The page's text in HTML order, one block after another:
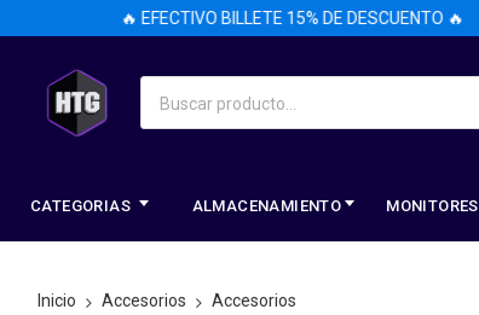
🔥 EFECTIVO BILLETE 15% DE DESCUENTO 🔥
CATEGORIAS ALMACENAMIENTO MONITORES
Inicio Accesorios Accesorios